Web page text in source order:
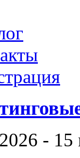
-